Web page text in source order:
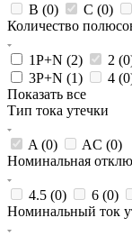
B (0) C (0)
Количество
1P+N (2) 2 (0
3P+N (1) 4 (0
Показать все
Тип тока утечки
A (0) AC (0)
Номинальная
4.5 (0) 6 (0)
Номинальный ток